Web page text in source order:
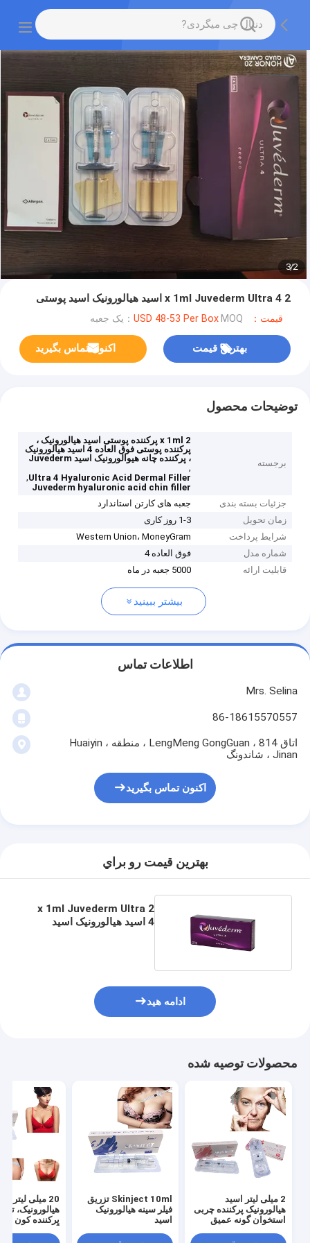
2
/
3
2 x 1ml Juvederm Ultra 4 اسید هیالورونیک اسید پوستی
قیمت：USD 48-53 Per Box MOQ：یک جعبه
بهترین قیمت اکنون تماس بگیرید
توضیحات محصول
برجسته
2 x 1ml پرکننده پوستی اسید هیالورونیک ،
پرکننده پوستی فوق العاده 4 اسید هیالورونیک
، پرکننده چانه هیوالورونیک اسید Juvederm
,
Ultra 4 Hyaluronic Acid Dermal Filler
,
Juvederm hyaluronic acid chin filler
جزئیات بسته بندی
جعبه های کارتن استاندارد
زمان تحویل
1-3 روز کاری
شرایط پرداخت
Western Union، MoneyGram
شماره مدل
فوق العاده 4
قابلیت ارائه
5000 جعبه در ماه
بیشتر ببینید
اطلاعات تماس
Mrs. Selina
86-18615570557
اتاق 814 ، LengMeng GongGuan ، منطقه Huaiyin ،
Jinan ، شاندونگ
اکنون تماس بگیرید
بهترين قيمت رو براي
2 x 1ml Juvederm Ultra
4 اسید هیالورونیک اسید
ادامه هید
محصولات توصیه شده
2 میلی لیتر اسید
هیالورونیک پرکننده چربی
استخوان گونه عمیق
Skinject 10ml تزریق
فیلر سینه هیالورونیک
اسید
20 میلی لیتر
هیالورونیک،
پرکننده کون